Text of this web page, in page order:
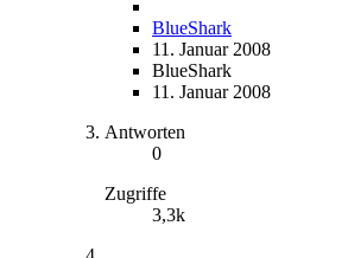
BlueShark
11. Januar 2008
BlueShark
11. Januar 2008
Antworten
0
Zugriffe
3,3k